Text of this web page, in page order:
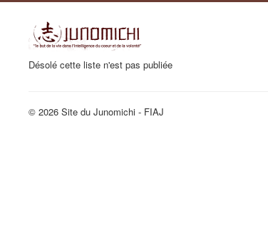
Désolé cette liste n'est pas publiée
© 2026 Site du Junomichi - FIAJ